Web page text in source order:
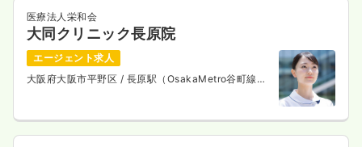
医療法人栄和会
大同クリニック長原院
エージェント求人
大阪府大阪市平野区 / 長原駅（OsakaMetro谷町線）